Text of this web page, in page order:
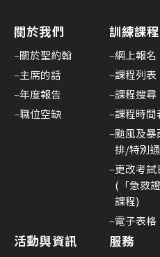
關於我們
–關於聖約翰
–主席的話
–年度報告
–職位空缺
訓練課程
–網上報名
–課程列表
–課程搜尋
–課程時間
–颱風及暴
排/特別
–更改考試
(「急救證
課程)
–電子表格
活動與資訊 服務